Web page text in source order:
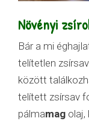
Növényi
Bár a mi
telítetlen
között
telített zsírsav
pálmamag olaj,